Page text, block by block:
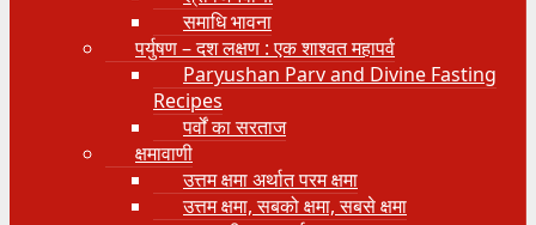
समाधि भावना
पर्युषण – दश लक्षण : एक शाश्वत महापर्व
Paryushan Parv and Divine Fasting
Recipes
पर्वों का सरताज
क्षमावाणी
उत्तम क्षमा अर्थात परम क्षमा
उत्तम क्षमा, सबको क्षमा, सबसे क्षमा